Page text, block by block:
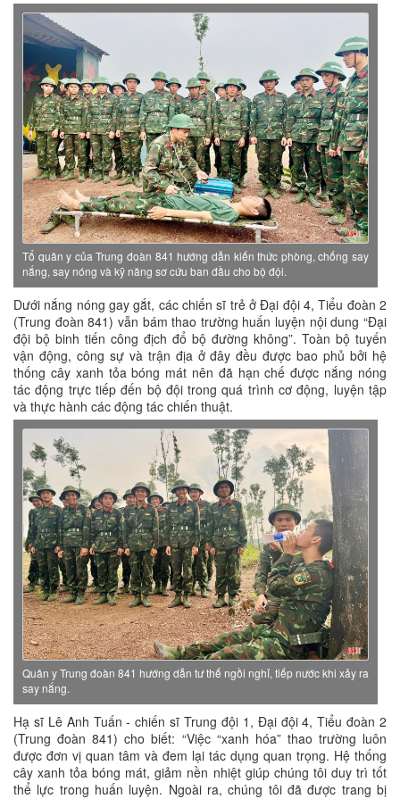
Tổ quân y của Trung đoàn 841 hướng dẫn kiến thức phòng, chống say
nắng, say nóng và kỹ năng sơ cứu ban đầu cho bộ đội.
Dưới nắng nóng gay gắt, các chiến sĩ trẻ ở Đại đội 4, Tiểu đoàn 2
(Trung đoàn 841) vẫn bám thao trường huấn luyện nội dung “Đại
đội bộ binh tiến công địch đổ bộ đường không”. Toàn bộ tuyến
vận động, công sự và trận địa ở đây đều được bao phủ bởi hệ
thống cây xanh tỏa bóng mát nên đã hạn chế được nắng nóng
tác động trực tiếp đến bộ đội trong quá trình cơ động, luyện tập
và thực hành các động tác chiến thuật.
Quân y Trung đoàn 841 hướng dẫn tư thế ngồi nghỉ, tiếp nước khi xảy ra
say nắng.
Hạ sĩ Lê Anh Tuấn - chiến sĩ Trung đội 1, Đại đội 4, Tiểu đoàn 2
(Trung đoàn 841) cho biết: “Việc “xanh hóa” thao trường luôn
được đơn vị quan tâm và đem lại tác dụng quan trọng. Hệ thống
cây xanh tỏa bóng mát, giảm nền nhiệt giúp chúng tôi duy trì tốt
thể lực trong huấn luyện. Ngoài ra, chúng tôi đã được trang bị